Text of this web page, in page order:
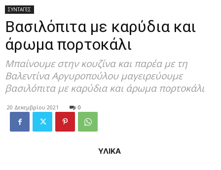
ΣΥΝΤΑΓΕΣ
Βασιλόπιτα με καρύδια και
άρωμα πορτοκάλι
Μπαίνουμε στην κουζίνα και παρέα με τη
Βαλεντίνα Αργυροπούλου μαγειρεύουμε
βασιλόπιτα με καρύδια και άρωμα πορτοκάλι
20 Δεκεμβρίου 2021 0
ΥΛΙKA